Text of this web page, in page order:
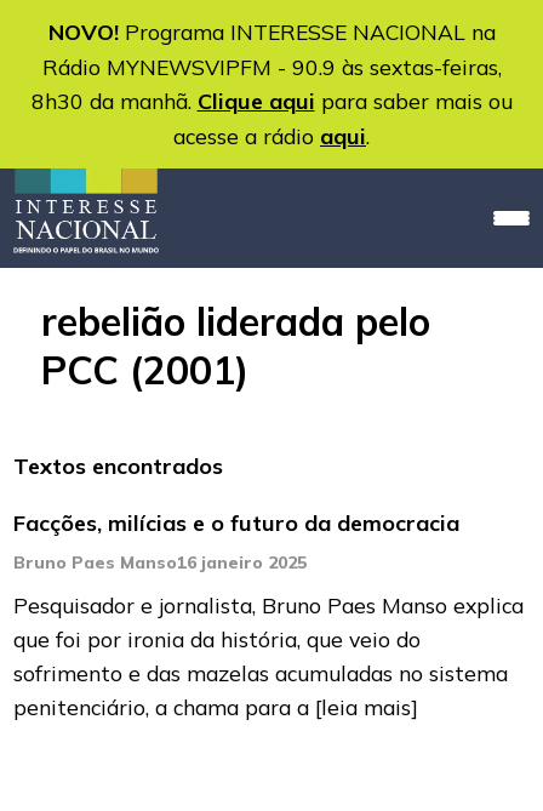
NOVO!Programa INTERESSE NACIONAL na
Rádio MYNEWSVIPFM - 90.9 às sextas-feiras,
8h30 da manhã. Clique aqui para saber mais ou
acesse a rádio aqui.
rebelião liderada pelo
PCC (2001)
Textos encontrados
Facções, milícias e o futuro da democracia
Bruno Paes Manso16 janeiro 2025
Pesquisador e jornalista, Bruno Paes Manso explica
que foi por ironia da história, que veio do
sofrimento e das mazelas acumuladas no sistema
penitenciário, a chama para a [leia mais]